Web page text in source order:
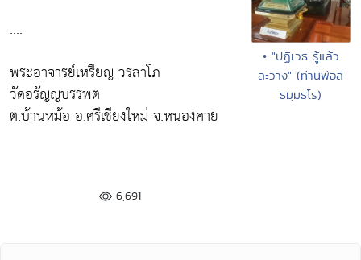
....
พระอาจารย์เหรียญ วรลาโภ
วัดอรัญญบรรพต
ต.บ้านหม้อ อ.ศรีเชียงใหม่ จ.หนองคาย
6,691
• "ปฏิเวธ รู้แล้ว
ละวาง" (ท่านพ่อลี
ธมฺมธโร)